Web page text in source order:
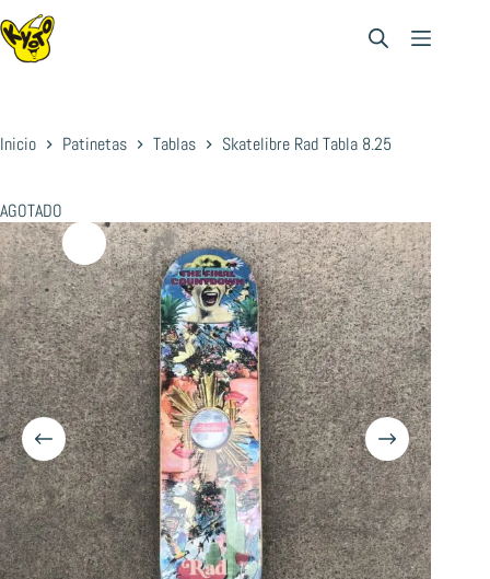
Saltar
al
contenido
Inicio Patinetas Tablas Skatelibre Rad Tabla 8.25
AGOTADO